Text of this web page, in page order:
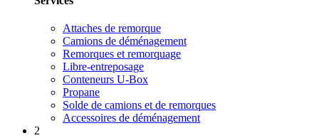
Attaches de remorque
Camions de déménagement
Remorques et remorquage
Libre-entreposage
Conteneurs U-Box
Propane
Solde de camions et de remorques
Accessoires de déménagement
2